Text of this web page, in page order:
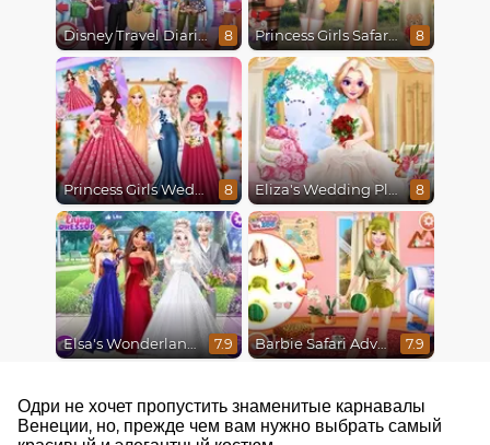
Disney Travel Diaries: City Break 8 Princess Girls Safari Trip 8
Princess Girls Wedding Trip 8 Eliza's Wedding Planner 8
Elsa's Wonderland Wedding 7.9 Barbie Safari Adventure 7.9
Одри не хочет пропустить знаменитые карнавалы
Венеции, но, прежде чем вам нужно выбрать самый